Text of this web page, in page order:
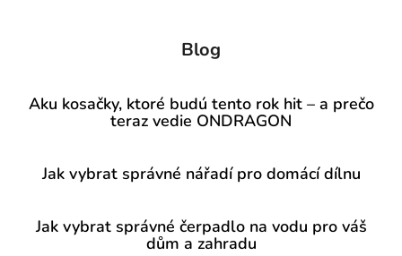
Blog
Aku kosačky, ktoré budú tento rok hit – a prečo
teraz vedie ONDRAGON
Jak vybrat správné nářadí pro domácí dílnu
Jak vybrat správné čerpadlo na vodu pro váš
dům a zahradu